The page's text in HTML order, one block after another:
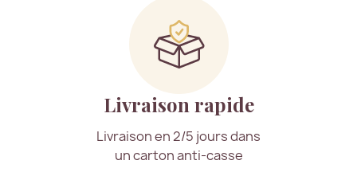
Livraison rapide
Livraison en 2/5 jours dans
un carton anti-casse